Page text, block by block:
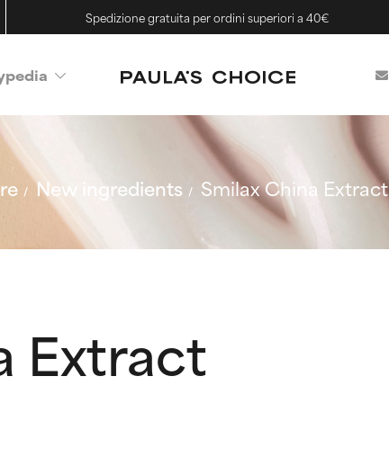
Spedizione gratuita per ordini superiori a 40€
New ingredients
Smilax China Extract
Extract